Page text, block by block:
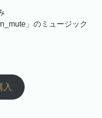
」のミュージック
入